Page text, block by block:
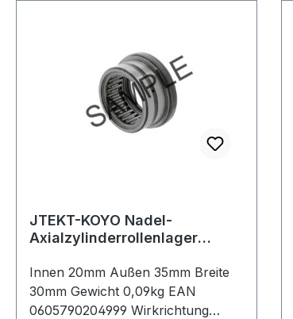
JTEKT-KOYO Nadel-
Axialzylinderrollenlager
Innen 20mm Außen 35mm Breite
30mm Gewicht 0,09kg EAN
0605790204999 Wirkrichtung